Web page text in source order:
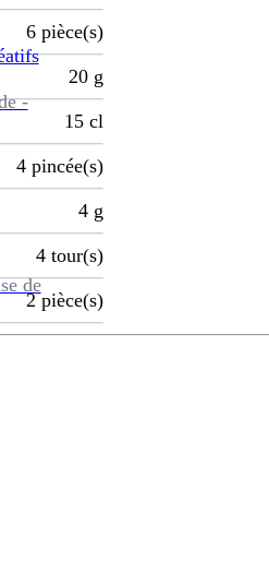
-
de
6 pièce(s)
20 g
15 cl
4 pincée(s)
4 g
4 tour(s)
2 pièce(s)